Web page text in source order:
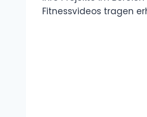
Fitnessvideos tragen